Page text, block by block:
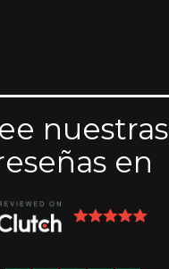
nuestras
en